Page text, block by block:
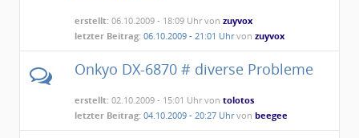
erstellt: 06.10.2009 - 18:09 Uhr vonzuyvox
letzter Beitrag: 06.10.2009 - 21:01 Uhrvonzuyvox
Onkyo DX-6870 # diverse Probleme
erstellt: 02.10.2009 - 15:01 Uhr vontolotos
letzter Beitrag: 04.10.2009 - 20:27 Uhrvonbeegee